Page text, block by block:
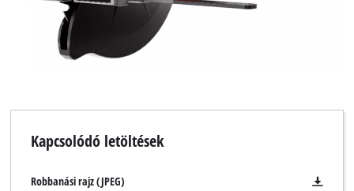
Kapcsolódó letöltések
Robbanási rajz (JPEG)